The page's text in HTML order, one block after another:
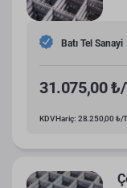
Batı Tel Sanayi
31.075,00
KDV Hariç: 28.250,00 ₺/